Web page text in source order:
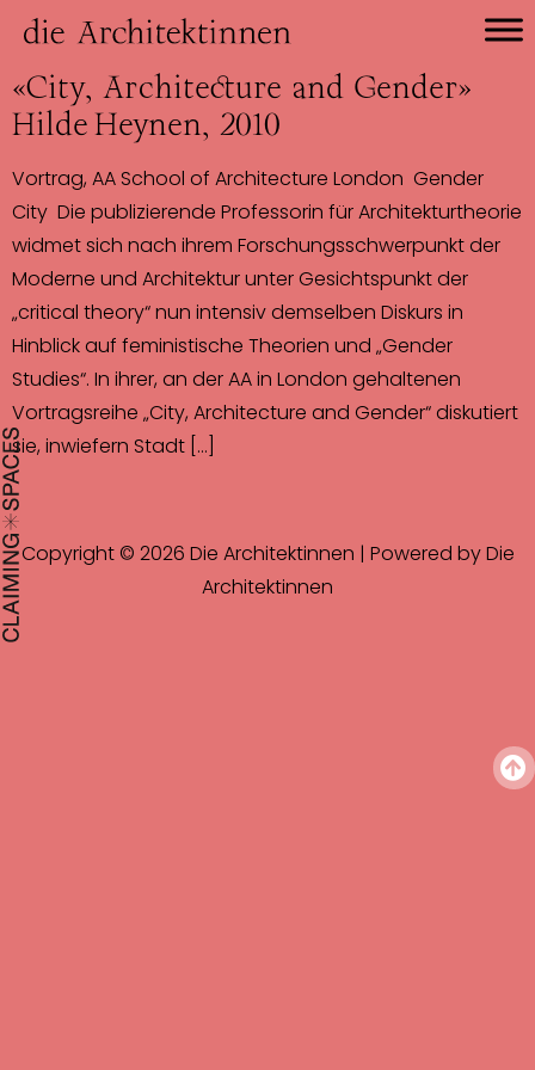
«City, Architecture and Gender»
Hilde Heynen, 2010
Vortrag, AA School of Architecture London Gender
City Die publizierende Professorin für Architekturtheorie
widmet sich nach ihrem Forschungsschwerpunkt der
Moderne und Architektur unter Gesichtspunkt der
„critical theory“ nun intensiv demselben Diskurs in
Hinblick auf feministische Theorien und „Gender
Studies“. In ihrer, an der AA in London gehaltenen
Vortragsreihe „City, Architecture and Gender“ diskutiert
sie, inwiefern Stadt […]
Copyright © 2026 Die Architektinnen | Powered by Die
Architektinnen